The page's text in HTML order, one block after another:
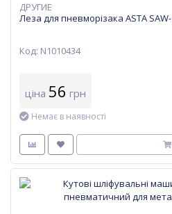
ДРУГИЕ
Леза для пневморізака ASTA
Код: N1010434
ціна 56 грн
Немає в наявності